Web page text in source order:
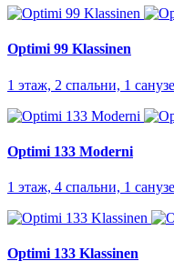
Optimi 99 Klassinen
1 этаж, 2 спальни, 1
Optimi 133 Moderni
1 этаж, 4 спальни, 1
Optimi 133 Klassinen